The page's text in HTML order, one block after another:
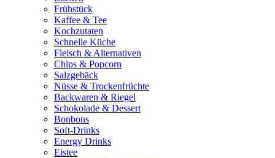
Frühstück
Kaffee & Tee
Kochzutaten
Schnelle Küche
Fleisch & Alternativen
Chips & Popcorn
Salzgebäck
Nüsse & Trockenfrüchte
Backwaren & Riegel
Schokolade & Dessert
Bonbons
Soft-Drinks
Energy Drinks
Eistee